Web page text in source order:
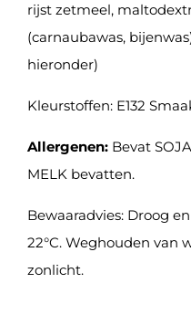
rijst zetmeel,
(carnaubawas,
hieronder)
Kleurstoffen: E132
Allergenen: Bevat
MELK bevatten.
Bewaaradvies: Droog
22°C. Weghouden van
zonlicht.